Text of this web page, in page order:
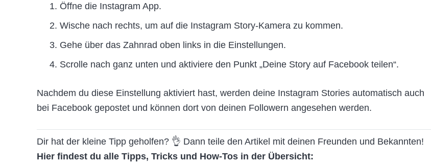
Öffne die Instagram App.
Wische nach rechts, um auf die Instagram Story-Kamera zu kommen.
Gehe über das Zahnrad oben links in die Einstellungen.
Scrolle nach ganz unten und aktiviere den Punkt „Deine Story auf Facebook teilen“.
Nachdem du diese Einstellung aktiviert hast, werden deine Instagram Stories automatisch auch
bei Facebook gepostet und können dort von deinen Followern angesehen werden.
Dir hat der kleine Tipp geholfen? 👌 Dann teile den Artikel mit deinen Freunden und Bekannten!
Hier findest du alle Tipps, Tricks und How-Tos in der Übersicht: